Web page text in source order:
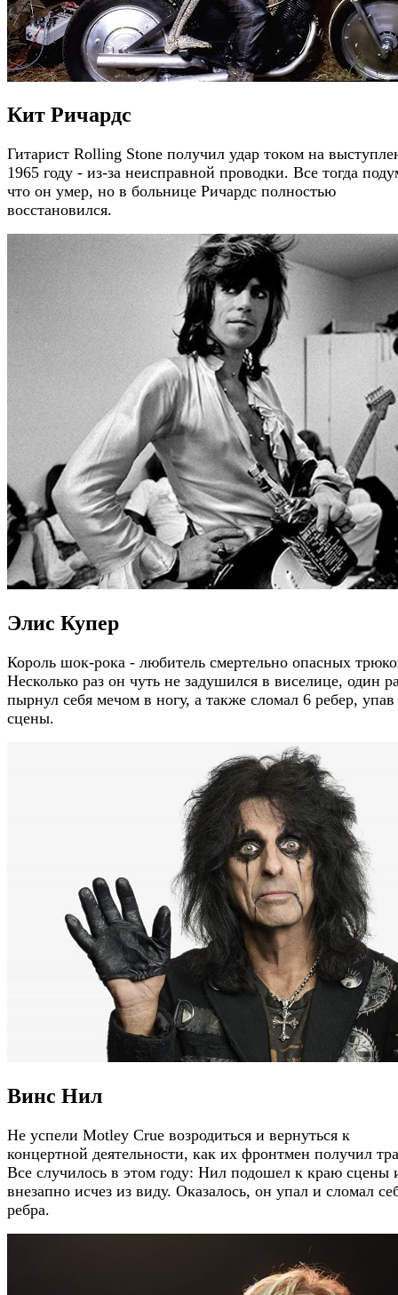
Кит Ричардс
Гитарист Rolling Stone получил удар током на
1965 году - из-за неисправной проводки. Все тогда
что он умер, но в больнице Ричардс полностью
восстановился.
Элис Купер
Король шок-рока - любитель смертельно опасных
Несколько раз он чуть не задушился в виселице, один
пырнул себя мечом в ногу, а также сломал 6 ребер, упав
сцены.
Винс Нил
Не успели Motley Crue возродиться и вернуться к
концертной деятельности, как их фронтмен получил
Все случилось в этом году: Нил подошел к краю сцены
внезапно исчез из виду. Оказалось, он упал и сломал
ребра.